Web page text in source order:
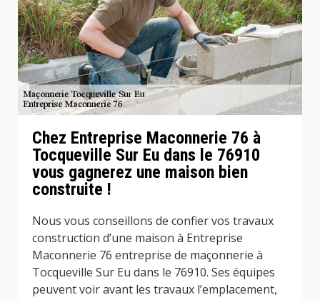
Chez Entreprise Maconnerie 76 à
Tocqueville Sur Eu dans le 76910
vous gagnerez une maison bien
construite !
Nous vous conseillons de confier vos travaux
construction d’une maison à Entreprise
Maconnerie 76 entreprise de maçonnerie à
Tocqueville Sur Eu dans le 76910. Ses équipes
peuvent voir avant les travaux l’emplacement,